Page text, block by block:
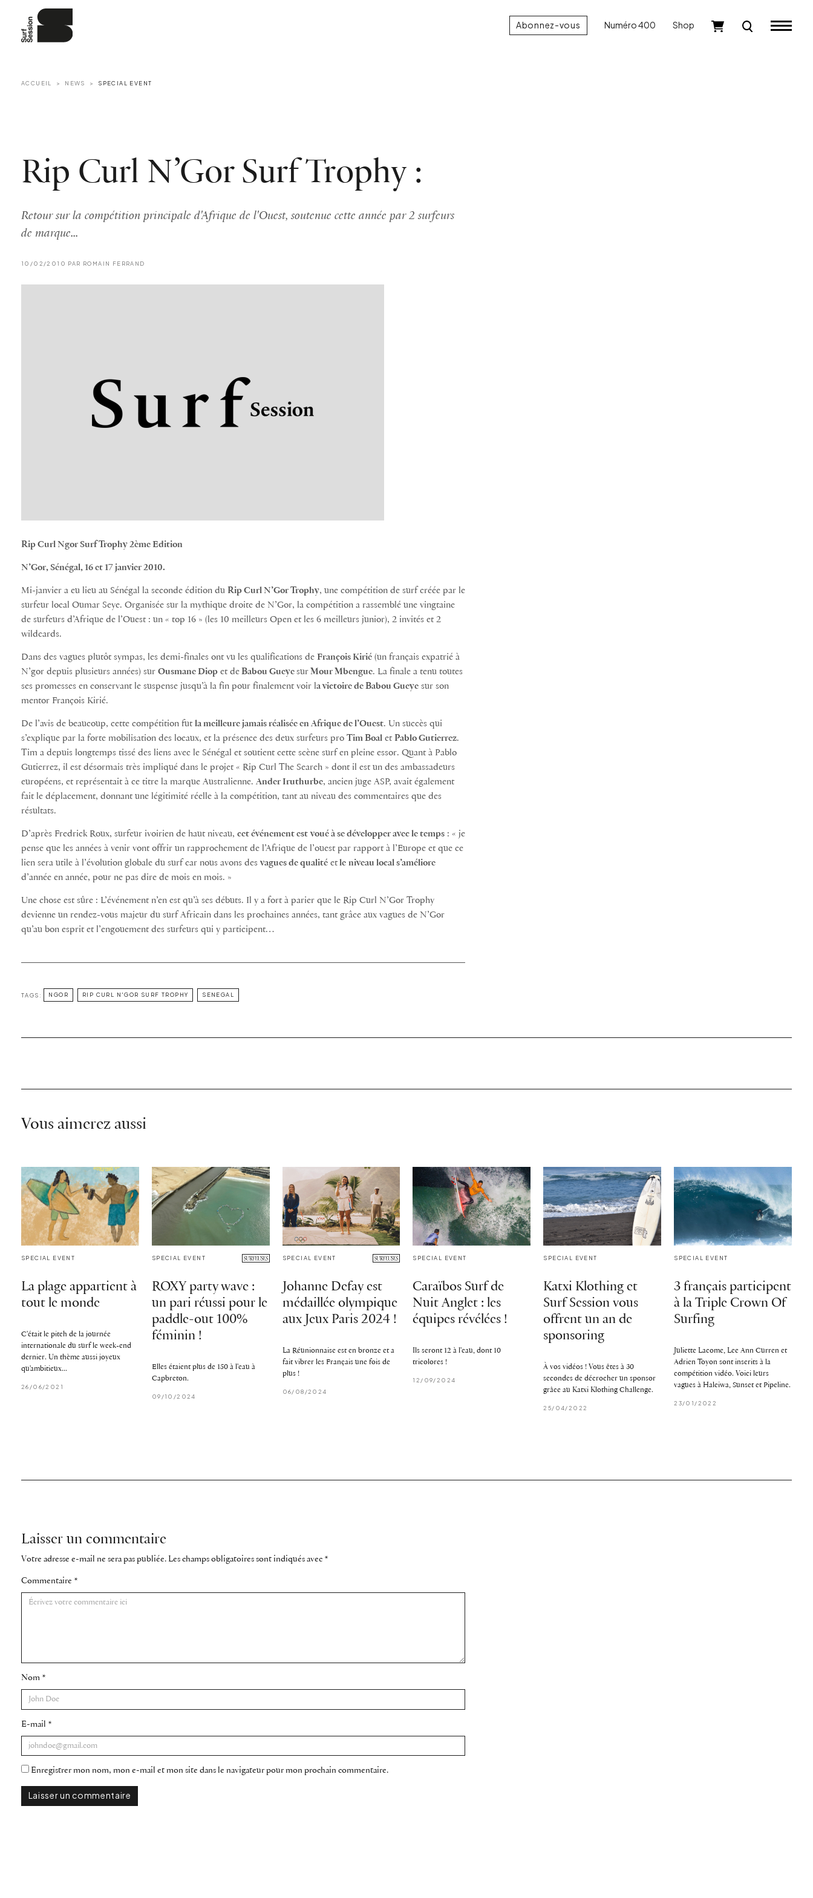
Abonnez-vous Numéro 400 Shop
ACCUEIL NEWS SPECIAL EVENT
Rip Curl N’Gor Surf Trophy :
Retour sur la compétition principale d'Afrique de l'Ouest, soutenue cette année par 2 surfeurs
de marque...
10/02/2010 PAR ROMAIN FERRAND
Rip Curl Ngor Surf Trophy 2ème Edition
N’Gor, Sénégal, 16 et 17 janvier 2010.
Mi-janvier a eu lieu au Sénégal la seconde édition du Rip Curl N’Gor Trophy, une compétition de surf créée par le
surfeur local Oumar Seye. Organisée sur la mythique droite de N’Gor, la compétition a rassemblé une vingtaine
de surfeurs d’Afrique de l’Ouest : un « top 16 » (les 10 meilleurs Open et les 6 meilleurs junior), 2 invités et 2
wildcards.
Dans des vagues plutôt sympas, les demi-finales ont vu les qualifications de François Kirié (un français expatrié à
N’gor depuis plusieurs années) sur Ousmane Diop et deBabou GueyesurMour Mbengue. La finale a tenu toutes
ses promesses en conservant le suspense jusqu’à la fin pour finalement voir la victoire de Babou Gueye sur son
mentor François Kirié.
De l’avis de beaucoup, cette compétition futla meilleure jamais réalisée en Afrique de l’Ouest. Un succès qui
s’explique par la forte mobilisation des locaux, et la présence des deux surfeurs pro Tim Boal et Pablo Gutierrez.
Tim a depuis longtemps tissé des liens avec le Sénégal et soutient cette scène surf en pleine essor. Quant à Pablo
Gutierrez, il est désormais très impliqué dans le projet « Rip Curl The Search » dont il est un des ambassadeurs
européens, et représentait à ce titre la marque Australienne. Ander Iruthurbe, ancien juge ASP, avait également
fait le déplacement, donnant une légitimité réelle à la compétition, tant au niveau des commentaires que des
résultats.
D’après Fredrick Roux, surfeur ivoirien de haut niveau, cet événement est voué à se développer avec le temps : « je
pense que les années à venir vont offrir un rapprochement de l’Afrique de l’ouest par rapport à l’Europe et que ce
lien sera utile à l’évolution globale du surf car nous avons des vagues de qualité etle niveau local s’améliore
d’année en année, pour ne pas dire de mois en mois. »
Une chose est sûre : L’événement n’en est qu’à ses débuts. Il y a fort à parier que le Rip Curl N’Gor Trophy
devienne un rendez-vous majeur du surf Africain dans les prochaines années, tant grâce aux vagues de N’Gor
qu’au bon esprit et l’engouement des surfeurs qui y participent…
TAGS: NGOR RIP CURL N'GOR SURF TROPHY SENEGAL
Vous aimerez aussi
SPECIAL EVENT
La plage appartient à
tout le monde
C'était le pitch de la journée
internationale du surf le week-end
dernier. Un thème aussi joyeux
qu'ambitieux...
26/06/2021
SPECIAL EVENT
ROXY party wave :
un pari réussi pour le
paddle-out 100%
féminin !
Elles étaient plus de 150 à l'eau à
Capbreton.
09/10/2024
SPECIAL EVENT
Johanne Defay est
médaillée olympique
aux Jeux Paris 2024 !
La Réunionnaise est en bronze et a
fait vibrer les Français une fois de
plus !
06/08/2024
SPECIAL EVENT
Caraïbos Surf de
Nuit Anglet : les
équipes révélées !
Ils seront 12 à l'eau, dont 10
tricolores !
12/09/2024
SPECIAL EVENT
Katxi Klothing et
Surf Session vous
offrent un an de
sponsoring
À vos vidéos ! Vous êtes à 30
secondes de décrocher un sponsor
grâce au Katxi Klothing Challenge.
25/04/2022
SPECIAL EVENT
3 français participent
à la Triple Crown Of
Surfing
Juliette Lacome, Lee Ann Curren et
Adrien Toyon sont inscrits à la
compétition vidéo. Voici leurs
vagues à Haleiwa, Sunset et Pipeline.
23/01/2022
Laisser un commentaire
Votre adresse e-mail ne sera pas publiée. Les champs obligatoires sont indiqués avec *
Commentaire *
Nom *
E-mail *
Enregistrer mon nom, mon e-mail et mon site dans le navigateur pour mon prochain commentaire.